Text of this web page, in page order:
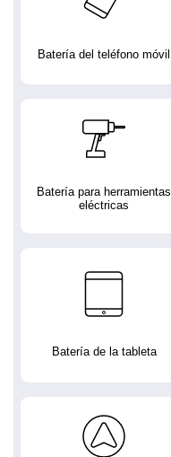
Batería del teléfono móvil
Batería para herramientas
eléctricas
Batería de la tableta